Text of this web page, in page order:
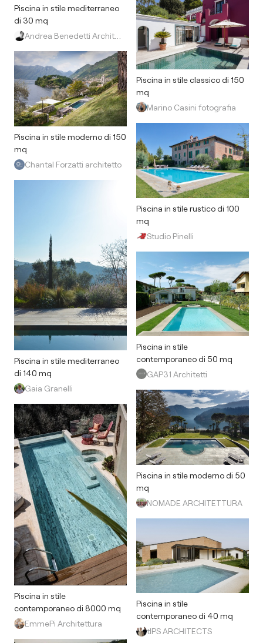
Piscina in stile mediterraneo
di 30 mq
Piscina in stile moderno di 150
mq
Chantal Forzatti architetto
Piscina in stile mediterraneo
di 140 mq
Gaia Granelli
Piscina in stile
contemporaneo di 8000 mq
EmmePi Architettura
Piscina in stile classico di 150
mq
Marino Casini fotografia
Piscina in stile rustico di 100
mq
Studio Pinelli
Piscina in stile
contemporaneo di 50 mq
GAP31 Architetti
Piscina in stile moderno di 50
mq
NOMADE ARCHITETTURA
Piscina in stile
contemporaneo di 40 mq
tIPS ARCHITECTS